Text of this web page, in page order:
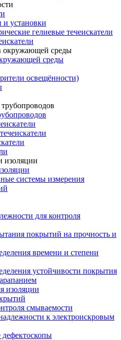
установки
гелиевые течеискатели
среды
освещённости)
системы измерения
для контроля
покрытий на прочность и
времени и степени
устойчивости покрытия
изоляции
смываемости
к электроискровым